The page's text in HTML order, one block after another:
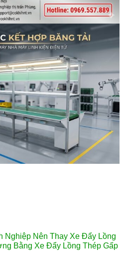
Nghiệp Nên Thay Xe Đẩy Lồng
Bằng Xe Đẩy Lồng Thép Gấp